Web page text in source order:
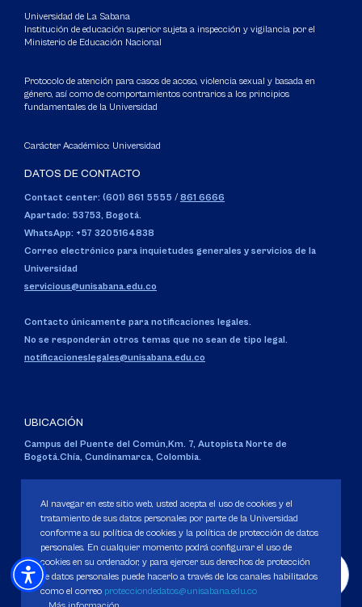
Universidad de La Sabana
Institución de educación superior sujeta a inspección y vigilancia por el
Ministerio de Educación Nacional
Protocolo de atención para casos de acoso, violencia sexual y basada en
género, así como de comportamientos contrarios a los principios
fundamentales de la Universidad
Carácter Académico: Universidad
DATOS DE CONTACTO
Contact center: (601) 861 5555 / 861 6666
Apartado: 53753, Bogotá.
WhatsApp: +57 3205164838
Correo electrónico para inquietudes generales y servicios de la
Universidad
servicious@unisabana.edu.co
Contacto únicamente para notificaciones legales.
No se responderán otros temas que no sean de tipo legal.
notificacioneslegales@unisabana.edu.co
UBICACIÓN
Campus del Puente del Común,Km. 7, Autopista Norte de
Bogotá.Chía, Cundinamarca, Colombia.
Personería Jurídica:Resolución 130 del 14 de enero de 1980.
Ministerio de Educación Nacional.
Política de Protección de datos
Al navegar en este sitio web, usted acepta el uso de cookies y el
tratamiento de sus datos personales por parte de la Universidad
conforme a su política de cookies y la política de protección de datos
personales. En cualquier momento podrá configurar el uso de
cookies en su ordenador, y para ejercer sus derechos de protección
de datos personales puede hacerlo a través de los canales habilitados
como el correo protecciondedatos@unisabana.edu.co